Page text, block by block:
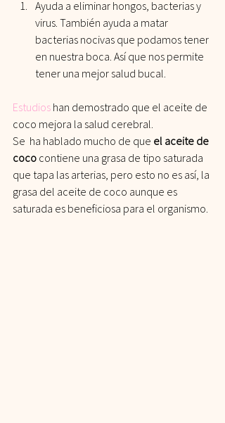
Ayuda a eliminar hongos, bacterias y
virus. También ayuda a matar
bacterias nocivas que podamos tener
en nuestra boca. Así que nos permite
tener una mejor salud bucal.
Estudios han demostrado que el aceite de
coco mejora la salud cerebral.
Se  ha hablado mucho de que el aceite de
coco contiene una grasa de tipo saturada
que tapa las arterias, pero esto no es así, la
grasa del aceite de coco aunque es
saturada es beneficiosa para el organismo.